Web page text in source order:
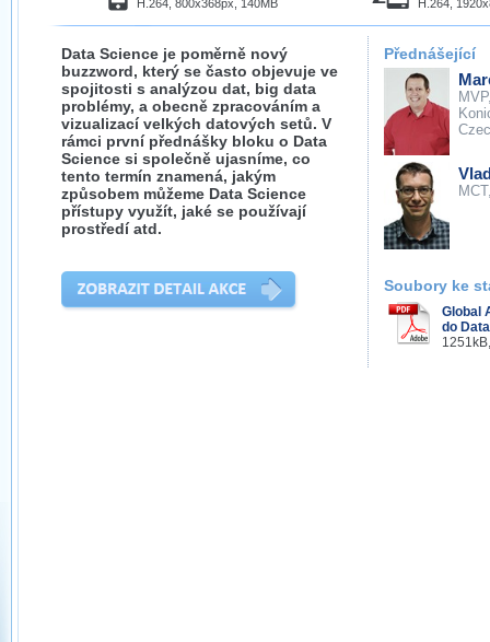
H.264, 800x368px, 140MB H.264,
Data Science je poměrně nový
buzzword, který se často objevuje ve
spojitosti s analýzou dat, big data
problémy, a obecně zpracováním a
vizualizací velkých datových setů. V
rámci první přednášky bloku o Data
Science si společně ujasníme, co
tento termín znamená, jakým
způsobem můžeme Data Science
přístupy využít, jaké se používají
prostředí atd.
Přednášející
Soubory ke
Global
do